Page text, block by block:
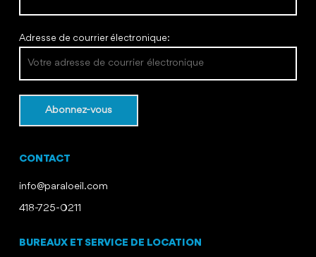
Adresse de courrier électronique:
CONTACT
info@paraloeil.com
418-725-0211
BUREAUX ET SERVICE DE LOCATION